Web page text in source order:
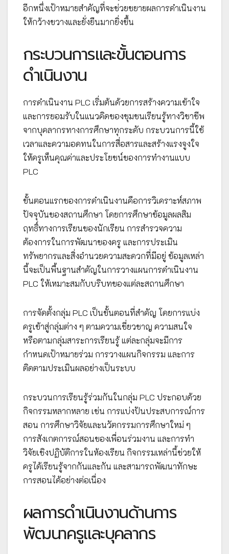
อีกหนึ่งเป้าหมายสำคัญที่จะช่วยขยายผลการดำเนินงาน
ให้กว้างขวางและยั่งยืนมากยิ่งขึ้น
กระบวนการและขั้นตอนการ
ดำเนินงาน
การดำเนินงาน PLC เริ่มต้นด้วยการสร้างความเข้าใจ
และการยอมรับในแนวคิดของชุมชนเรียนรู้ทางวิชาชีพ
จากบุคลากรทางการศึกษาทุกระดับ กระบวนการนี้ใช้
เวลาและความอดทนในการสื่อสารและสร้างแรงจูงใจ
ให้ครูเห็นคุณค่าและประโยชน์ของการทำงานแบบ
PLC
ขั้นตอนแรกของการดำเนินงานคือการวิเคราะห์สภาพ
ปัจจุบันของสถานศึกษา โดยการศึกษาข้อมูลผลสิม
ฤทธิ์ทางการเรียนของนักเรียน การสำรวจความ
ต้องการในการพัฒนาของครู และการประเมิน
ทรัพยากรและสิ่งอำนวยความสะดวกที่มีอยู่ ข้อมูลเหล่า
นี้จะเป็นพื้นฐานสำคัญในการวางแผนการดำเนินงาน
PLC ให้เหมาะสมกับบริบทของแต่ละสถานศึกษา
การจัดตั้งกลุ่ม PLC เป็นขั้นตอนที่สำคัญ โดยการแบ่ง
ครูเข้าสู่กลุ่มต่าง ๆ ตามความเชี่ยวชาญ ความสนใจ
หรือตามกลุ่มสาระการเรียนรู้ แต่ละกลุ่มจะมีการ
กำหนดเป้าหมายร่วม การวางแผนกิจกรรม และการ
ติดตามประเมินผลอย่างเป็นระบบ
กระบวนการเรียนรู้ร่วมกันในกลุ่ม PLC ประกอบด้วย
กิจกรรมหลากหลาย เช่น การแบ่งปันประสบการณ์การ
สอน การศึกษาวิจัยและนวัตกรรมการศึกษาใหม่ ๆ
การสังเกตการณ์สอนของเพื่อนร่วมงาน และการทำ
วิจัยเชิงปฏิบัติการในห้องเรียน กิจกรรมเหล่านี้ช่วยให้
ครูได้เรียนรู้จากกันและกัน และสามารถพัฒนาทักษะ
การสอนได้อย่างต่อเนื่อง
ผลการดำเนินงานด้านการ
พัฒนาครูและบุคลากร